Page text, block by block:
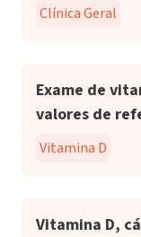
Clínica Geral
Exame de
valores de
Vitamina D
Vitamina D,